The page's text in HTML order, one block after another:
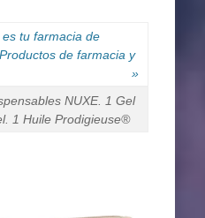
tu farmacia de
de farmacia y
»
NUXE. 1 Gel
1 Huile Prodigieuse®